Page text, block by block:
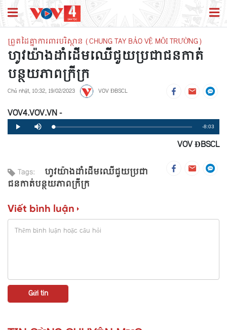
ព្រួតដៃគ្នាការពារបរិស្ថាន (CHUNG TAY BẢO VỆ MÔI TRƯỜNG)
ហូវយ៉ាងដាំដើមឈើជួយប្រជាជនកាត់
បន្ថយភាពក្រីក្រ
Chủ nhật, 10:32, 19/02/2023 VOV ĐBSCL
VOV4.VOV.VN -
Play Mute Loaded:
0%
Progress:
0%
Remaining
Time
-8:03
VOV ĐBSCL
Tags:
ហូវយ៉ាងដាំដើមឈើជួយប្រជា
ជនកាត់បន្ថយភាពក្រីក្រ
Viết bình luận